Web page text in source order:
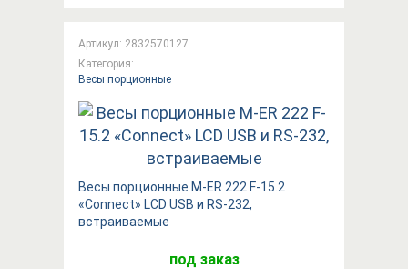
Артикул: 2832570127
Категория:
Весы порционные
Весы порционные M-ER 222 F-15.2
«Connect»​​ LCD USB и RS-232,
встраиваемые
под заказ